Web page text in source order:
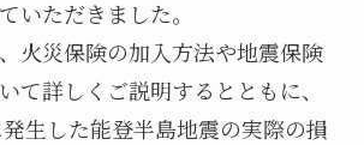
いただきました。
火災保険の加入方法や地震保険
て詳しくご説明するとともに、
生した能登半島地震の実際の損